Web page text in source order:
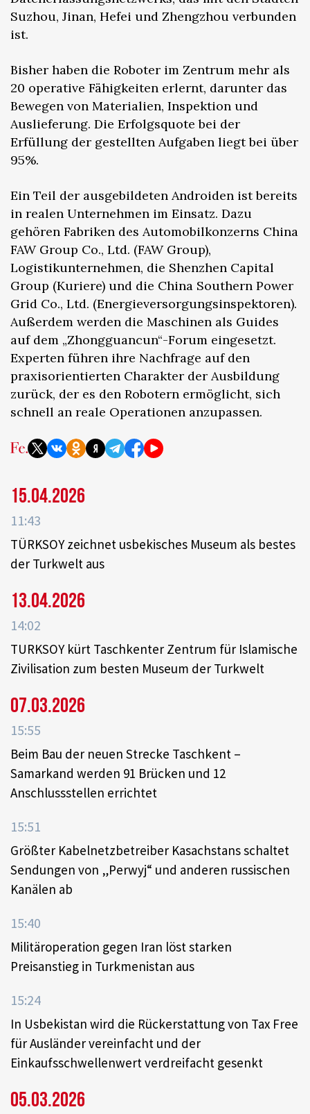
Suzhou, Jinan, Hefei und Zhengzhou verbunden
ist.
Bisher haben die Roboter im Zentrum mehr als
20 operative Fähigkeiten erlernt, darunter das
Bewegen von Materialien, Inspektion und
Auslieferung. Die Erfolgsquote bei der
Erfüllung der gestellten Aufgaben liegt bei über
95%.
Ein Teil der ausgebildeten Androiden ist bereits
in realen Unternehmen im Einsatz. Dazu
gehören Fabriken des Automobilkonzerns China
FAW Group Co., Ltd. (FAW Group),
Logistikunternehmen, die Shenzhen Capital
Group (Kuriere) und die China Southern Power
Grid Co., Ltd. (Energieversorgungsinspektoren).
Außerdem werden die Maschinen als Guides
auf dem „Zhongguancun“-Forum eingesetzt.
Experten führen ihre Nachfrage auf den
praxisorientierten Charakter der Ausbildung
zurück, der es den Robotern ermöglicht, sich
schnell an reale Operationen anzupassen.
15.04.2026
11:43
TÜRKSOY zeichnet usbekisches Museum als bestes
der Turkwelt aus
13.04.2026
14:02
TURKSOY kürt Taschkenter Zentrum für Islamische
Zivilisation zum besten Museum der Turkwelt
07.03.2026
15:55
Beim Bau der neuen Strecke Taschkent –
Samarkand werden 91 Brücken und 12
Anschlussstellen errichtet
15:51
Größter Kabelnetzbetreiber Kasachstans schaltet
Sendungen von „Perwyj“ und anderen russischen
Kanälen ab
15:40
Militäroperation gegen Iran löst starken
Preisanstieg in Turkmenistan aus
15:24
In Usbekistan wird die Rückerstattung von Tax Free
für Ausländer vereinfacht und der
Einkaufsschwellenwert verdreifacht gesenkt
05.03.2026